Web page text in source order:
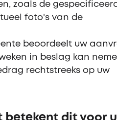
zoals de
foto's van de
beoordeelt uw
in beslag kan
rechtstreeks op uw
betekent dit voor